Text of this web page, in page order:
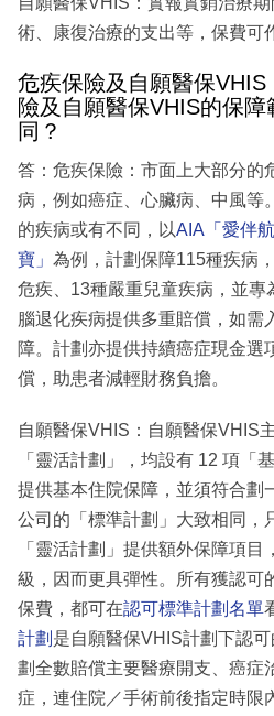
術、康復治療的支出等，保費可
危疾保險及自願醫保
險及自願醫保VHIS的保
同？
答：危疾保險：市面上大部分的
病，例如癌症、心臟病、中風等
的疾病或有不同，以AIA「愛伴
寶」 為例，計劃保障115種疾病
危疾、13種嚴重兒童疾病，並專
腦退化疾病提供多重賠償，如需
障。計劃亦提供持續癌症現金選
償，助患者減輕財務負擔。
自願醫保VHIS：自願醫保VHIS
「靈活計劃」，均設有 12 項「
提供基本住院保障，並須符合劃
公司的「標準計劃」大致相同，
「靈活計劃」提供額外保障項
級，因而更具彈性。所有獲認可
保費，都可在認可標準計劃名單
計劃 是自願醫保VHIS計劃下認
劃全數賠償主要醫療開支、癌症
症，連住院／手術前後指定時限